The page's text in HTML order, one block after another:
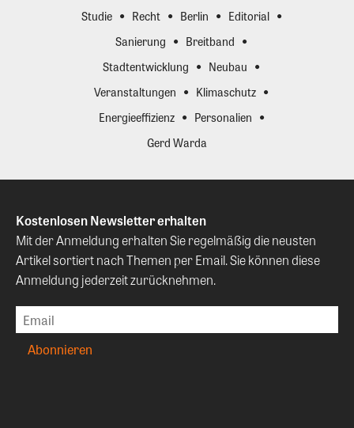
Studie
Recht Berlin
Editorial
Sanierung
Breitband
Stadtentwicklung
Neubau
Veranstaltungen
Klimaschutz
Energieeffizienz
Personalien
Gerd Warda
Kostenlosen Newsletter erhalten
Mit der Anmeldung erhalten Sie regelmäßig die neusten
Artikel sortiert nach Themen per Email. Sie können diese
Anmeldung jederzeit zurücknehmen.